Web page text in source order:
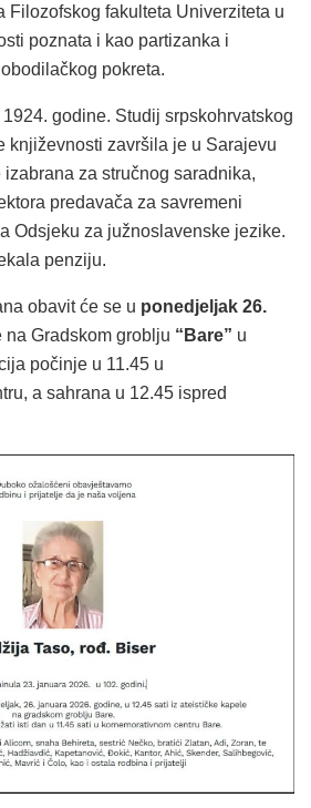
Filozofskog fakulteta Univerziteta u
poznata i kao partizanka i
pokreta.
godine. Studij srpskohrvatskog
književnosti završila je u Sarajevu
za stručnog saradnika,
predavača za savremeni
Odsjeku za južnoslavenske jezike.
penziju.
obavit će se u ponedjeljak 26.
na Gradskom groblju “Bare” u
počinje u 11.45 u
a sahrana u 12.45 ispred